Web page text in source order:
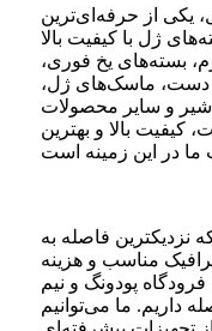
یکی از حرفه‌ای‌ترین
ژل با کیفیت بالا
بسته‌های یخ فوری،
دست، ماسک‌های ژل،
و سایر محصولات
بالا و بهترین
نزدیکترین فاصله به
مناسب و هزینه
پودونگ و نیم
داریم. ما می‌توانیم